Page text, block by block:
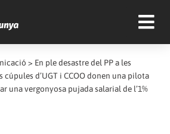
> En ple desastre del PP a les
cúpules d’UGT i CCOO donen una pilota
una vergonyosa pujada salarial de l’1%